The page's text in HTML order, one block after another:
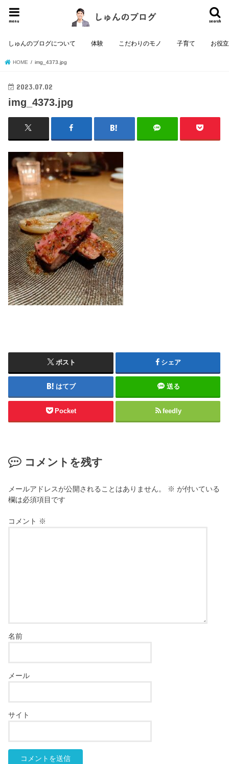
search
menu
しゅんのブログについて 体験 こだわりのモノ 子育て お役
HOME img_4373.jpg
2023.07.02
img_4373.jpg
ポスト シェア
はてブ 送る
Pocket feedly
コメントを残す
メールアドレスが公開されることはありません。 ※ が付いている
欄は必須項目です
コメント ※
名前
メール
サイト